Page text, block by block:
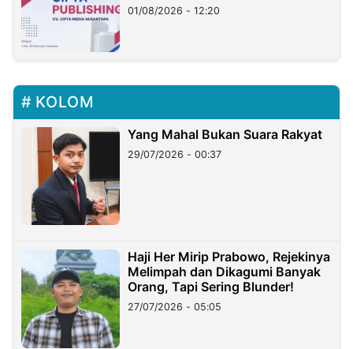
01/08/2026 - 12:20
KOLOM
Yang Mahal Bukan Suara Rakyat
29/07/2026 - 00:37
Haji Her Mirip Prabowo, Rejekinya
Melimpah dan Dikagumi Banyak
Orang, Tapi Sering Blunder!
27/07/2026 - 05:05